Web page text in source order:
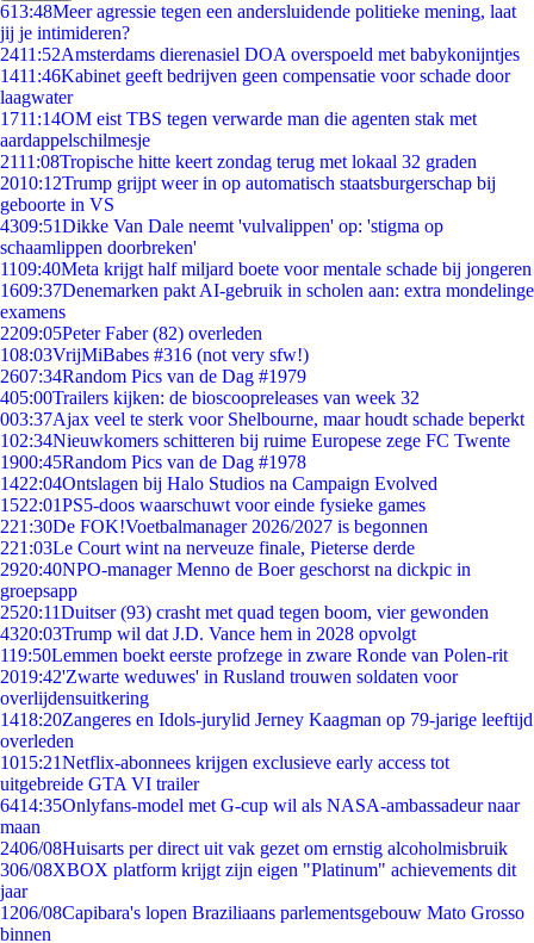
613:48Meer agressie tegen een andersluidende politieke mening, laat
jij je intimideren?
2411:52Amsterdams dierenasiel DOA overspoeld met babykonijntjes
1411:46Kabinet geeft bedrijven geen compensatie voor schade door
laagwater
1711:14OM eist TBS tegen verwarde man die agenten stak met
aardappelschilmesje
2111:08Tropische hitte keert zondag terug met lokaal 32 graden
2010:12Trump grijpt weer in op automatisch staatsburgerschap bij
geboorte in VS
4309:51Dikke Van Dale neemt 'vulvalippen' op: 'stigma op
schaamlippen doorbreken'
1109:40Meta krijgt half miljard boete voor mentale schade bij jongeren
1609:37Denemarken pakt AI-gebruik in scholen aan: extra mondelinge
examens
2209:05Peter Faber (82) overleden
108:03VrijMiBabes #316 (not very sfw!)
2607:34Random Pics van de Dag #1979
405:00Trailers kijken: de bioscoopreleases van week 32
003:37Ajax veel te sterk voor Shelbourne, maar houdt schade beperkt
102:34Nieuwkomers schitteren bij ruime Europese zege FC Twente
1900:45Random Pics van de Dag #1978
1422:04Ontslagen bij Halo Studios na Campaign Evolved
1522:01PS5-doos waarschuwt voor einde fysieke games
221:30De FOK!Voetbalmanager 2026/2027 is begonnen
221:03Le Court wint na nerveuze finale, Pieterse derde
2920:40NPO-manager Menno de Boer geschorst na dickpic in
groepsapp
2520:11Duitser (93) crasht met quad tegen boom, vier gewonden
4320:03Trump wil dat J.D. Vance hem in 2028 opvolgt
119:50Lemmen boekt eerste profzege in zware Ronde van Polen-rit
2019:42'Zwarte weduwes' in Rusland trouwen soldaten voor
overlijdensuitkering
1418:20Zangeres en Idols-jurylid Jerney Kaagman op 79-jarige leeftijd
overleden
1015:21Netflix-abonnees krijgen exclusieve early access tot
uitgebreide GTA VI trailer
6414:35Onlyfans-model met G-cup wil als NASA-ambassadeur naar
maan
2406/08Huisarts per direct uit vak gezet om ernstig alcoholmisbruik
306/08XBOX platform krijgt zijn eigen "Platinum" achievements dit
jaar
1206/08Capibara's lopen Braziliaans parlementsgebouw Mato Grosso
binnen